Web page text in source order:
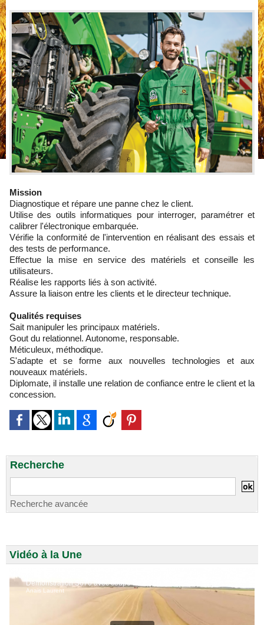
Mission
Diagnostique et répare une panne chez le client.
Utilise des outils informatiques pour interroger, paramétrer et
calibrer l'électronique embarquée.
Vérifie la conformité de l'intervention en réalisant des essais et
des tests de performance.
Effectue la mise en service des matériels et conseille les
utilisateurs.
Réalise les rapports liés à son activité.
Assure la liaison entre les clients et le directeur technique.
Qualités requises
Sait manipuler les principaux matériels.
Gout du relationnel. Autonome, responsable.
Méticuleux, méthodique.
S'adapte et se forme aux nouvelles technologies et aux
nouveaux matériels.
Diplomate, il installe une relation de confiance entre le client et la
concession.
Recherche
Recherche avancée
Vidéo à la Une